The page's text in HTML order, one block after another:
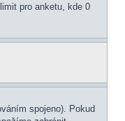
pro anketu, kde 0
spojeno). Pokud